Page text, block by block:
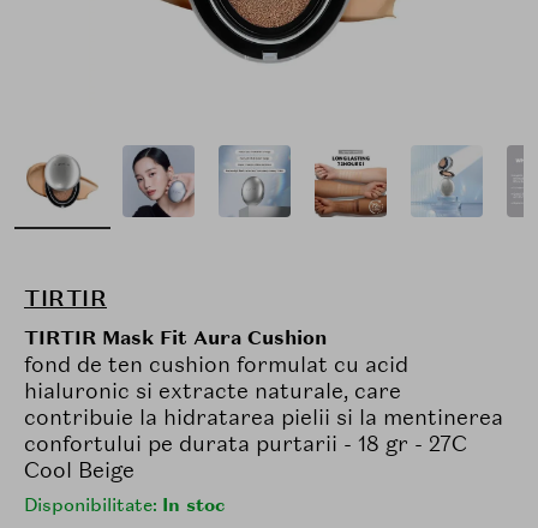
TIRTIR
TIRTIR Mask Fit Aura Cushion
fond de ten cushion formulat cu acid
hialuronic si extracte naturale, care
contribuie la hidratarea pielii si la mentinerea
confortului pe durata purtarii - 18 gr - 27C
Cool Beige
Disponibilitate: In stoc